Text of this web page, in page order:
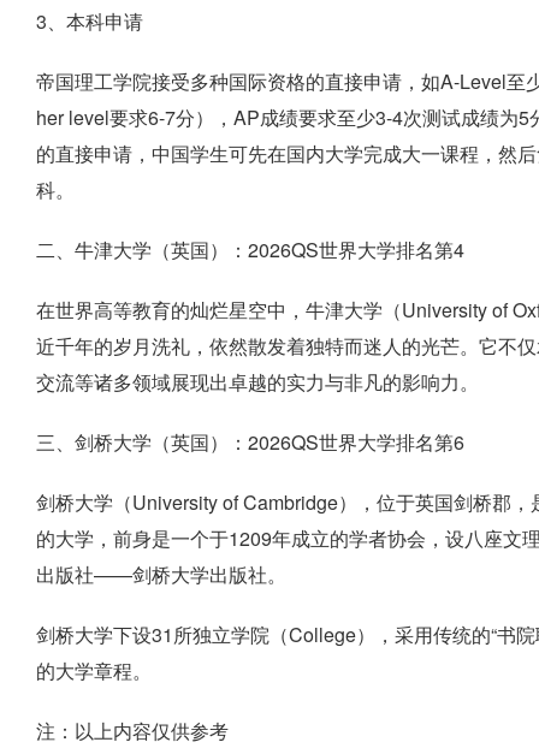
3、本科申请
帝国理工学院接受多种国际资格的直接申请，如A-Level
her level要求6-7分），AP成绩要求至少3-4次测试成绩为
的直接申请，中国学生可先在国内大学完成大一课程，然
科。
二、牛津大学（英国）：2026QS世界大学排名第4
在世界高等教育的灿烂星空中，牛津大学（University of
近千年的岁月洗礼，依然散发着独特而迷人的光芒。它不
交流等诸多领域展现出卓越的实力与非凡的影响力。
三、剑桥大学（英国）：2026QS世界大学排名第6
剑桥大学（University of Cambridge），位于英国剑桥郡
的大学，前身是一个于1209年成立的学者协会，设八座
出版社——剑桥大学出版社。
剑桥大学下设31所独立学院（College），采用传统的“书
的大学章程。
注：以上内容仅供参考